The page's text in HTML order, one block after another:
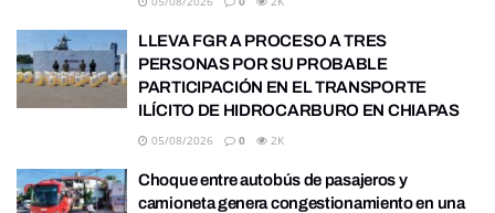
LLEVA FGR A PROCESO A TRES
PERSONAS POR SU PROBABLE
PARTICIPACIÓN EN EL TRANSPORTE
ILÍCITO DE HIDROCARBURO EN CHIAPAS
05/08/2026 0 2K
Choque entre autobús de pasajeros y
camioneta genera congestionamiento en una